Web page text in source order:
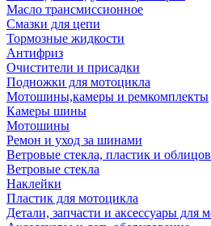
Масло трансмиссионное
Смазки для цепи
Тормозные жидкости
Антифриз
Очистители и присадки
Подножки для мотоцикла
Мотошины,камеры и ремкомплекты
Камеры шины
Мотошины
Ремон и уход за шинами
Ветровые стекла, пластик и
Ветровые стекла
Наклейки
Пластик для мотоцикла
Детали, запчасти и аксессуары для